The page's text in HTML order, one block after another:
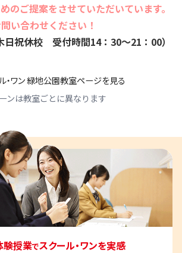
のご提案をさせていただいています。
い合わせください！
日祝休校 受付時間14：30～21：00）
・ワン 緑地公園教室ページを見る
ンは教室ごとに異なります
験授業でスクール・ワンを実感